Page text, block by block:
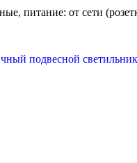
питание: от сети